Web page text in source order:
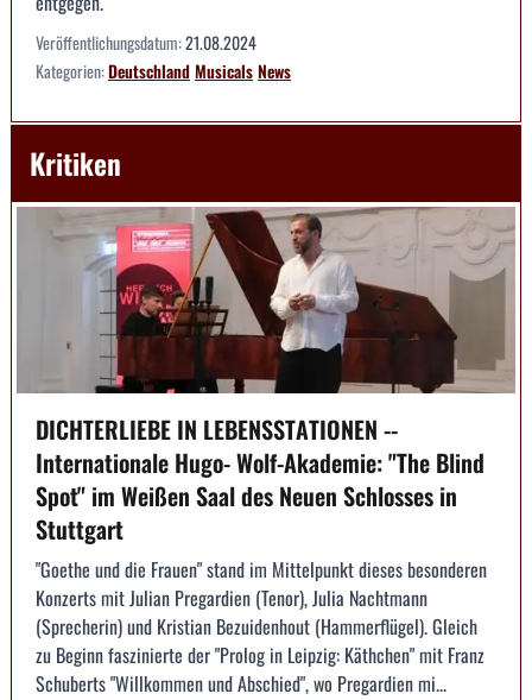
Veröffentlichungsdatum:21.08.2024
Kategorien:DeutschlandMusicalsNews
Kritiken
DICHTERLIEBE IN LEBENSSTATIONEN --
Internationale Hugo- Wolf-Akademie: "The Blind
Spot" im Weißen Saal des Neuen Schlosses in
Stuttgart
"Goethe und die Frauen" stand im Mittelpunkt dieses besonderen
Konzerts mit Julian Pregardien (Tenor), Julia Nachtmann
(Sprecherin) und Kristian Bezuidenhout (Hammerflügel). Gleich
zu Beginn faszinierte der "Prolog in Leipzig: Käthchen" mit Franz
Schuberts "Willkommen und Abschied", wo Pregardien mi...